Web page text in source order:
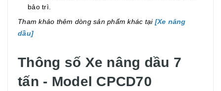
bảo trì.
Tham khảo thêm dòng sản phẩm khác tại [Xe nâng
dầu]
Thông số Xe nâng dầu 7
tấn - Model CPCD70